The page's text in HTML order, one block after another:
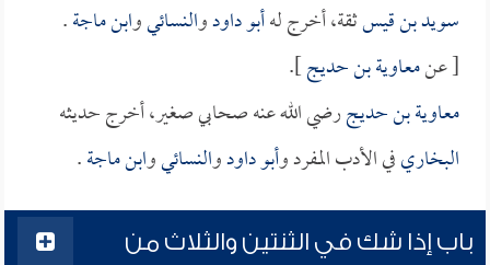
سويد بن قيسثقة، أخرج لهأبو داودوالنسائيوابن ماجة.
[ عنمعاوية بن حديج].
معاوية بن حديجرضي الله عنه صحابي صغير، أخرج حديثه
البخاريفي الأدب المفرد وأبو داودوالنسائيوابن ماجة.
باب إذا شك في الثنتين والثلاث من